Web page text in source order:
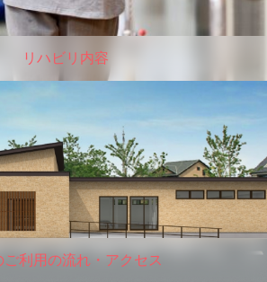
リハビリ内容
ご利用の流れ・アクセス